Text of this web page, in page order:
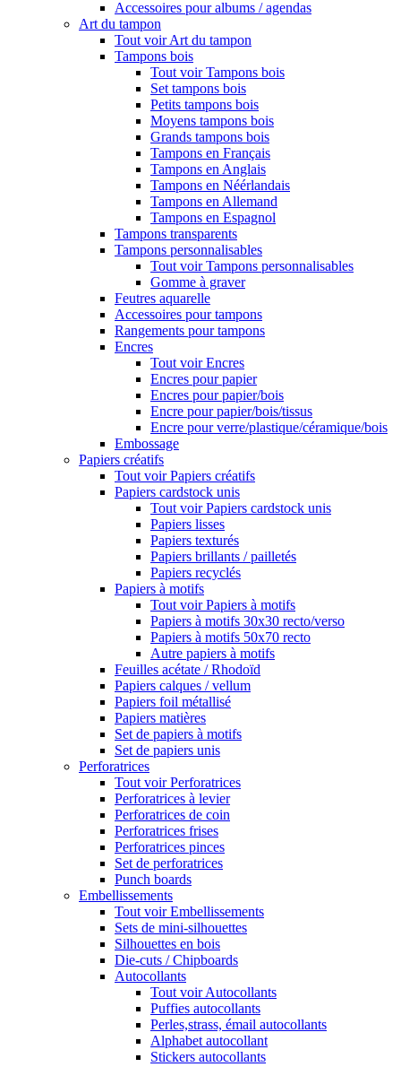
Accessoires pour albums / agendas
Art du tampon
Tout voir Art du tampon
Tampons bois
Tout voir Tampons bois
Set tampons bois
Petits tampons bois
Moyens tampons bois
Grands tampons bois
Tampons en Français
Tampons en Anglais
Tampons en Néérlandais
Tampons en Allemand
Tampons en Espagnol
Tampons transparents
Tampons personnalisables
Tout voir Tampons personnalisables
Gomme à graver
Feutres aquarelle
Accessoires pour tampons
Rangements pour tampons
Encres
Tout voir Encres
Encres pour papier
Encres pour papier/bois
Encre pour papier/bois/tissus
Encre pour verre/plastique/céramique/bois
Embossage
Papiers créatifs
Tout voir Papiers créatifs
Papiers cardstock unis
Tout voir Papiers cardstock unis
Papiers lisses
Papiers texturés
Papiers brillants / pailletés
Papiers recyclés
Papiers à motifs
Tout voir Papiers à motifs
Papiers à motifs 30x30 recto/verso
Papiers à motifs 50x70 recto
Autre papiers à motifs
Feuilles acétate / Rhodoïd
Papiers calques / vellum
Papiers foil métallisé
Papiers matières
Set de papiers à motifs
Set de papiers unis
Perforatrices
Tout voir Perforatrices
Perforatrices à levier
Perforatrices de coin
Perforatrices frises
Perforatrices pinces
Set de perforatrices
Punch boards
Embellissements
Tout voir Embellissements
Sets de mini-silhouettes
Silhouettes en bois
Die-cuts / Chipboards
Autocollants
Tout voir Autocollants
Puffies autocollants
Perles,strass, émail autocollants
Alphabet autocollant
Stickers autocollants